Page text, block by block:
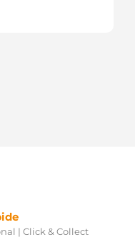
| Click & Collect